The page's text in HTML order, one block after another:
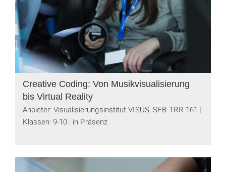
Creative Coding: Von Musikvisualisierung
bis Virtual Reality
Anbieter: Visualisierungsinstitut VISUS, SFB TRR 161
Klassen: 9-10 in Präsenz